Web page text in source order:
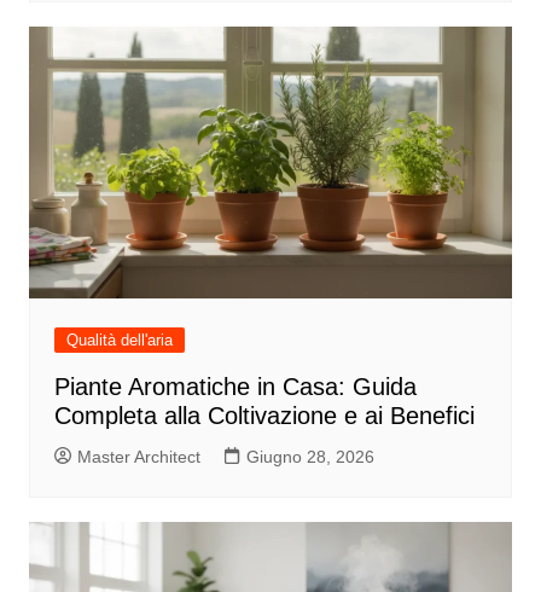
Qualità dell'aria
Piante Aromatiche in Casa: Guida
Completa alla Coltivazione e ai Benefici
Master Architect Giugno 28, 2026